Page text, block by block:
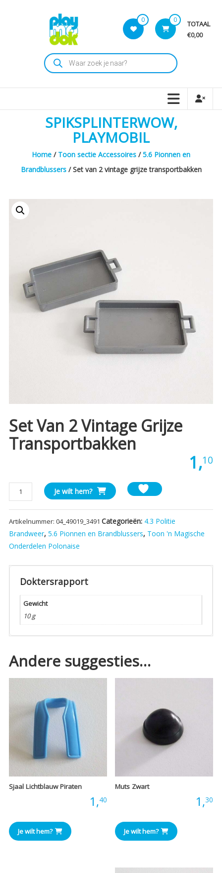
Playmodok
Tweedehands
dromen
voor
iedereen
0 0 TOTAAL
€0,00
Producten
zoeken
SPIKSPLINTERWOW,
PLAYMOBIL
Home / Toon sectie Accessoires /5.6 Pionnen en
Brandblussers/ Set van 2 vintage grijze transportbakken
Set Van 2 Vintage Grijze
Transportbakken
1,10
van
2
vintage
grijze
transportbakken
Je wilt hem?
Artikelnummer: 04_49019_3491 Categorieën: 4.3 Politie
Brandweer, 5.6 Pionnen en Brandblussers, Toon 'n Magische
Onderdelen Polonaise
Doktersrapport
Gewicht
10 g
Andere suggesties…
Sjaal Lichtblauw Piraten
1,40
Je wilt hem?
Muts Zwart
1,30
Je wilt hem?